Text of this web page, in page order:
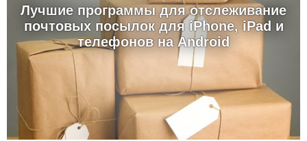
Лучшие программы для отслеживание
почтовых посылок для iPhone, iPad и
телефонов на Android